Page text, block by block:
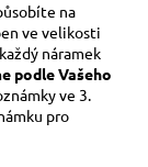
na
ve velikosti
náramek
podle Vašeho
ve 3.
pro